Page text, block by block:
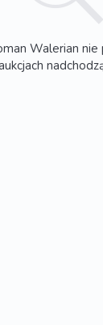
Walerian